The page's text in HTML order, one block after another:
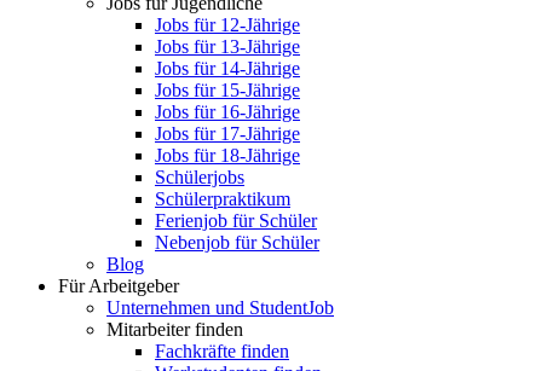
Jobs für 12-Jährige
Jobs für 13-Jährige
Jobs für 14-Jährige
Jobs für 15-Jährige
Jobs für 16-Jährige
Jobs für 17-Jährige
Jobs für 18-Jährige
Schülerjobs
Schülerpraktikum
Ferienjob für Schüler
Nebenjob für Schüler
Blog
Für Arbeitgeber
Unternehmen und StudentJob
Mitarbeiter finden
Fachkräfte finden